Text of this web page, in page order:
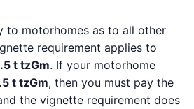
to motorhomes as to all other
requirement applies to
t tzGm. If your motorhome
t tzGm, then you must pay the
the vignette requirement does